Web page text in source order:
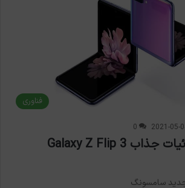
فناوری
2021-05-
0
مشخصات و جزئیات جذاب Galaxy Z Flip 3
سامسونگ